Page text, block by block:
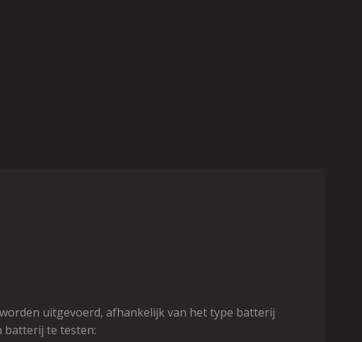
uitgevoerd, afhankelijk van het type batterij
batterij te testen: